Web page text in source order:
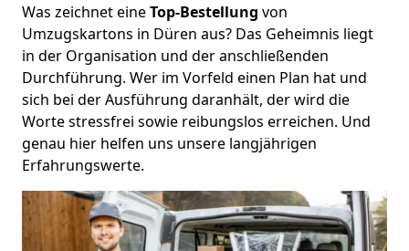
Was zeichnet eineTop-Bestellung von
Umzugskartons in Düren aus? Das Geheimnis liegt
in der Organisation und der anschließenden
Durchführung. Wer im Vorfeld einen Plan hat und
sich bei der Ausführung daranhält, der wird die
Worte stressfrei sowie reibungslos erreichen. Und
genau hier helfen uns unsere langjährigen
Erfahrungswerte.